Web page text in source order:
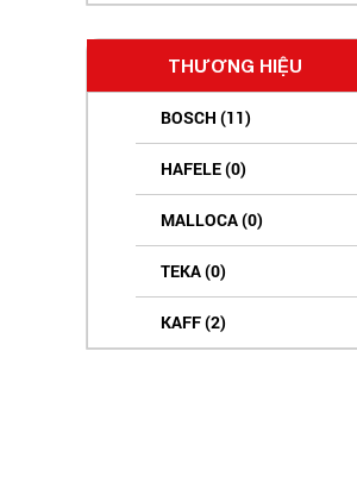
THƯƠNG HIỆU
BOSCH (11)
HAFELE (0)
MALLOCA (0)
TEKA (0)
KAFF (2)